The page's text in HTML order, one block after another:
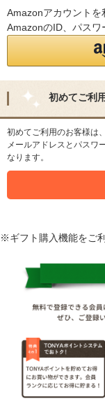
Amazonアカウントを
AmazonのID、パスワ
初めてご利
初めてご利用のお客様は
メールアドレスとパスワ
なります。
※ギフト購入機能をご